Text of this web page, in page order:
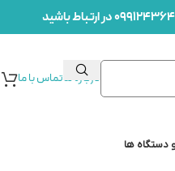
درباره ماتماس با ما
دستگاه ها